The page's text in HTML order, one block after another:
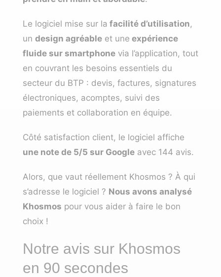
Le logiciel mise sur la facilité d’utilisation,
un design agréable et une expérience
fluide sur smartphone via l’application, tout
en couvrant les besoins essentiels du
secteur du BTP : devis, factures, signatures
électroniques, acomptes, suivi des
paiements et collaboration en équipe.
Côté satisfaction client, le logiciel affiche
une note de 5/5 sur Google avec 144 avis.
Alors, que vaut réellement Khosmos ? À qui
s’adresse le logiciel ? Nous avons analysé
Khosmos pour vous aider à faire le bon
choix !
Notre avis sur Khosmos
en 90 secondes